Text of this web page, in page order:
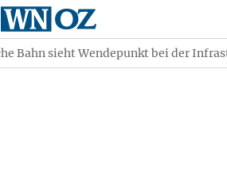
Bahn sieht Wendepunkt bei der